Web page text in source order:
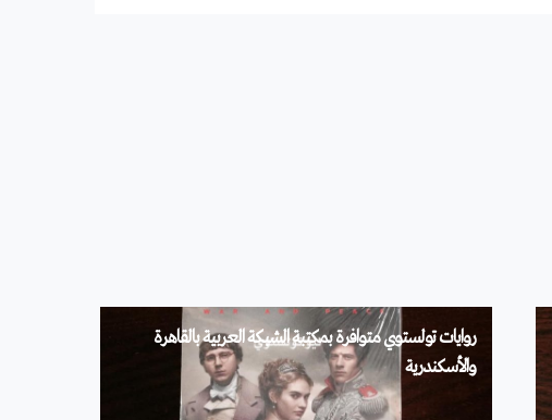
روايات تولستوي متوافرة بمكتبة الشبكة العربية بالقاهرة
والأسكندرية